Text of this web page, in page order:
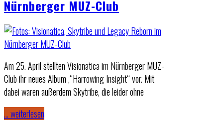
Nürnberger MUZ-Club
Am 25. April stellten Visionatica im Nürnberger MUZ-
Club ihr neues Album ‚“Harrowing Insight“ vor. Mit
dabei waren außerdem Skytribe, die leider ohne
… weiterlesen